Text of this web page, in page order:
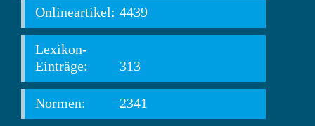
Onlineartikel: 4439
Lexikon-
Einträge:
313
Normen: 2341